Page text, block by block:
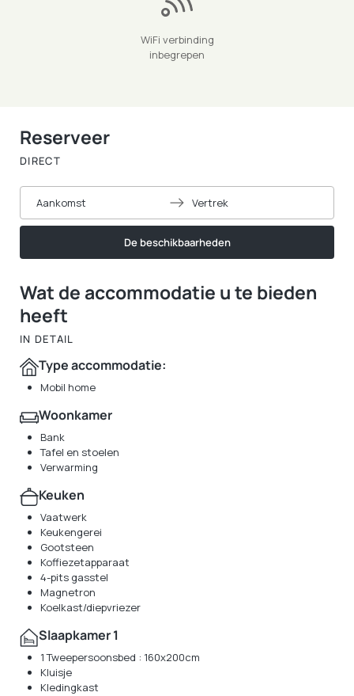
WiFi verbinding
inbegrepen
Wat de accommodatie u te bieden
heeft
IN DETAIL
Type accommodatie:
Mobil home
Woonkamer
Bank
Tafel en stoelen
Verwarming
Keuken
Vaatwerk
Keukengerei
Gootsteen
Koffiezetapparaat
4-pits gasstel
Magnetron
Koelkast/diepvriezer
Slaapkamer 1
1 Tweepersoonsbed : 160x200cm
Kluisje
Kledingkast
Reserveer
DIRECT
Aankomst Vertrek
De beschikbaarheden